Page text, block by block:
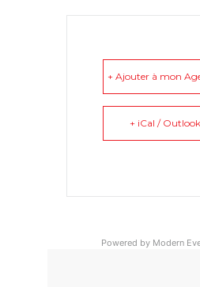
+ Ajouter à mon
+ iCal /
Powered by Modern